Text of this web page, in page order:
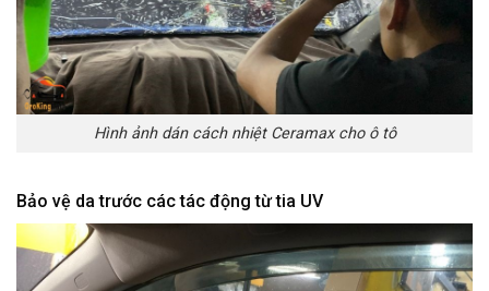
Hình ảnh dán cách nhiệt Ceramax cho ô tô
Bảo vệ da trước các tác động từ tia UV